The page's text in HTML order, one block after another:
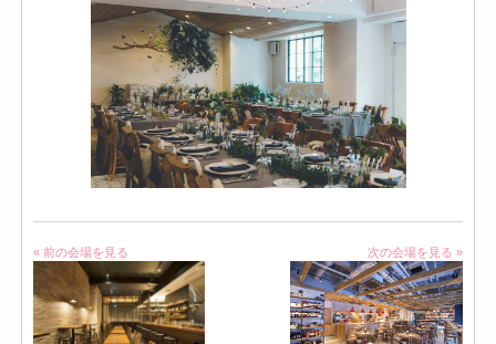
« 前の会場を見る 次の会場を見る »